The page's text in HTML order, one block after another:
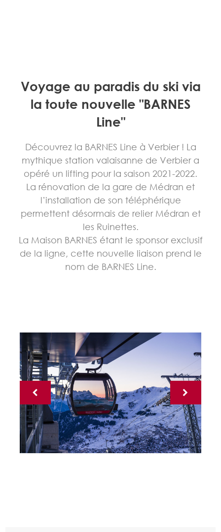
Voyage au paradis du ski via
la toute nouvelle "BARNES
Line"
Découvrez la BARNES Line à Verbier ! La
mythique station valaisanne de Verbier a
opéré un lifting pour la saison 2021-2022.
La rénovation de la gare de Médran et
l’installation de son téléphérique
permettent désormais de relier Médran et
les Ruinettes.
La Maison BARNES étant le sponsor exclusif
de la ligne, cette nouvelle liaison prend le
nom de BARNES Line.